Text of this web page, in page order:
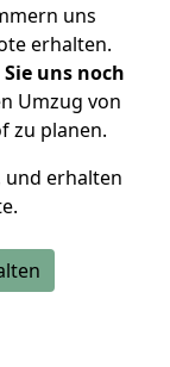
uns
erhalten.
uns noch
Umzug von
zu planen.
und erhalten